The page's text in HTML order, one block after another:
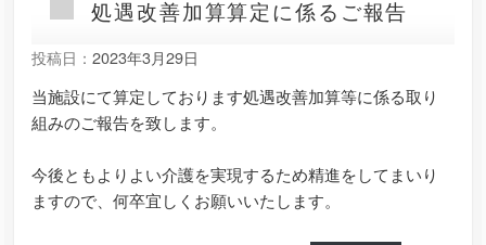
処遇改善加算算定に係るご報告
投稿日：2023年3月29日
当施設にて算定しております処遇改善加算等に係る取り
組みのご報告を致します。
今後ともよりよい介護を実現するため精進をしてまいり
ますので、何卒宜しくお願いいたします。